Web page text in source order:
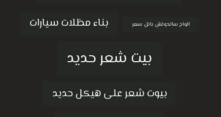
الواح ساندوتش بانل سعر بناء مظلات سيارات
بيت شعر حديد
بيوت شعر على هيكل حديد